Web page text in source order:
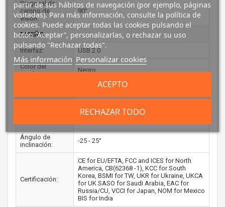
Diagonal de
campo de
visión:
90°
DISEÑO
Interfaz: USB 2.0
Color del
producto:
Negro
Si
Ángulo de
inclinación:
-25 - 25°
Certificación:
CE for EU/EFTA, FCC and ICES for North
America, CB(62368 -1), KCC for South
Korea, BSMI for TW, UKR for Ukraine, UKCA
for UK SASO for Saudi Arabia, EAC for
Russia/CU, VCCI for Japan, NOM for Mexico
BIS for India
partir de sus hábitos de navegación (por ejemplo, páginas
visitadas). Para más información, consulte la política de
cookies. Puede aceptar todas las cookies pulsando el
botón “Aceptar”, personalizarlas, o rechazar su uso
pulsando "Rechazar todas".
Más información Personalizar cookies
RECHAZAR TODO
ACEPTO